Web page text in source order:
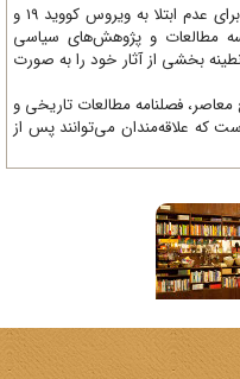
با توجه به نیاز به تداوم مراقبت‌های بهداشتی برای عدم ابتلا به ویروس کووید 19 و
و پژوهش‌های سیاسی
بخشی از آثار خود را به صورت
فصلنامه‌ مطالعات تاریخی و
علاقه‌مندان می‌توانند پس از